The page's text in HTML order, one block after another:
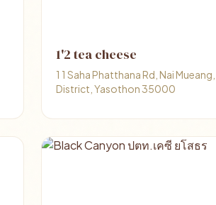
1'2 tea cheese
1 1 Saha Phatthana Rd, Nai
District, Yasothon 35000